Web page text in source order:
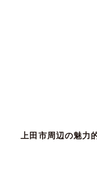
上田市周辺の魅力